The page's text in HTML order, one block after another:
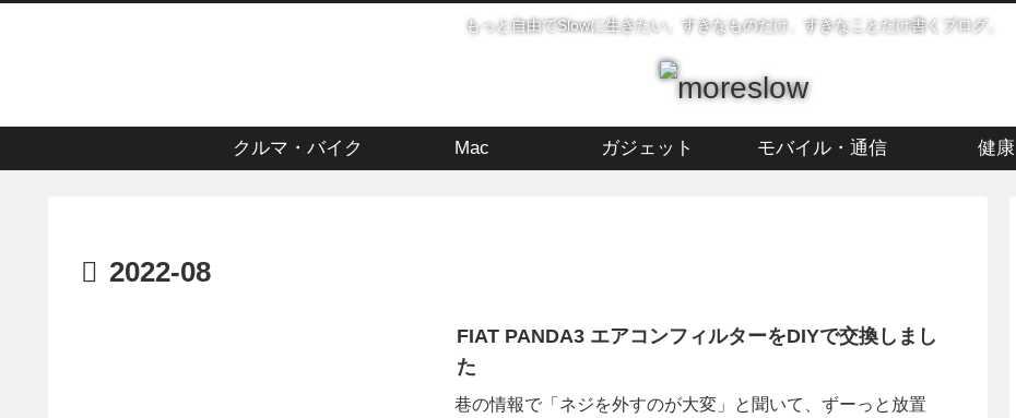
もっと自由でSlowに生きたい。すきなものだけ、すきなことだけ書くブログ。
クルマ・バイク Mac ガジェット モバイル・通信 健康
2022-08
FIAT PANDA3 エアコンフィルターをDIYで交換しまし
た
巷の情報で「ネジを外すのが大変」と聞いて、ずーっと放置